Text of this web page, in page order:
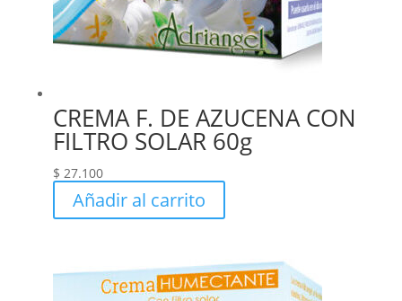
CREMA F. DE AZUCENA CON
FILTRO SOLAR 60g
$ 27.100
Añadir al carrito